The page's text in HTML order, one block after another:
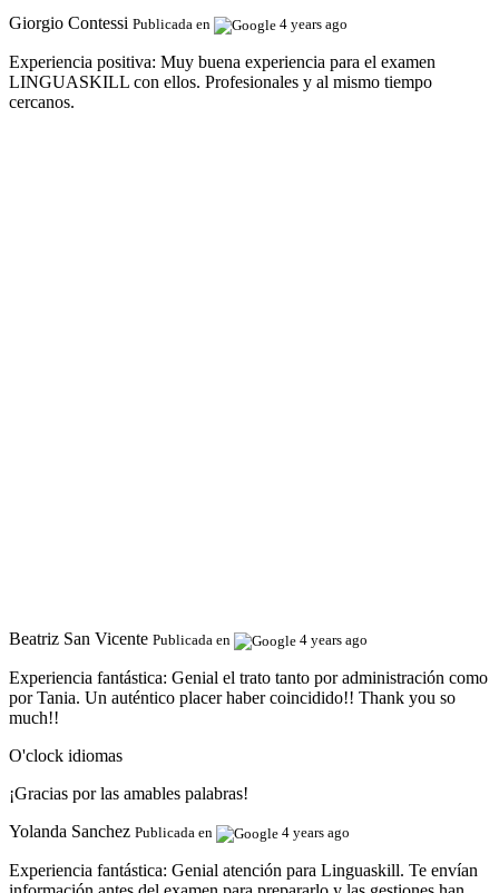
Giorgio Contessi Publicada en 4 years ago
Experiencia positiva: Muy buena experiencia para el examen
LINGUASKILL con ellos. Profesionales y al mismo tiempo
cercanos.
Beatriz San Vicente Publicada en 4 years ago
Experiencia fantástica: Genial el trato tanto por administración como
por Tania. Un auténtico placer haber coincidido!! Thank you so
much!!
O'clock idiomas
¡Gracias por las amables palabras!
Yolanda Sanchez Publicada en 4 years ago
Experiencia fantástica: Genial atención para Linguaskill. Te envían